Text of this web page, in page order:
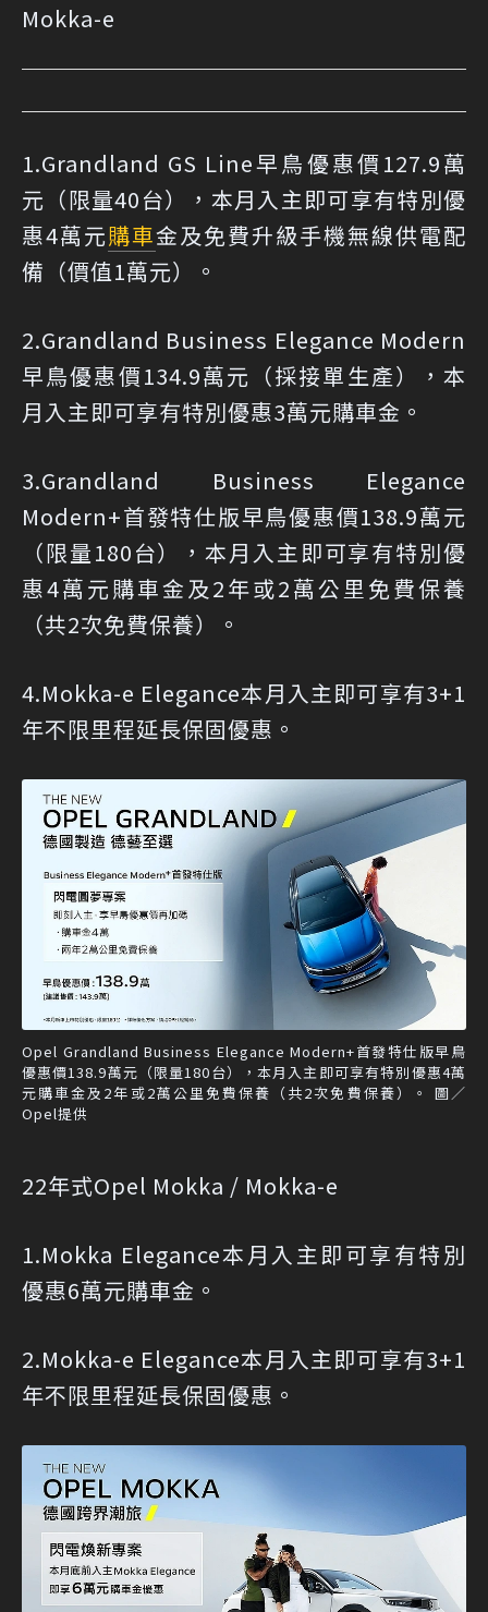
Mokka-e
1.Grandland GS Line早鳥優惠價127.9萬
元（限量40台），本月入主即可享有特別優
惠4萬元購車金及免費升級手機無線供電配
備（價值1萬元）。
2.Grandland Business Elegance Modern
早鳥優惠價134.9萬元（採接單生產），本
月入主即可享有特別優惠3萬元購車金。
3.Grandland Business Elegance
Modern+首發特仕版早鳥優惠價138.9萬元
（限量180台），本月入主即可享有特別優
惠4萬元購車金及2年或2萬公里免費保養
（共2次免費保養）。
4.Mokka-e Elegance本月入主即可享有3+1
年不限里程延長保固優惠。
Opel Grandland Business Elegance Modern+首發特仕版早鳥
優惠價138.9萬元（限量180台），本月入主即可享有特別優惠4萬
元購車金及2年或2萬公里免費保養（共2次免費保養）。 圖／
Opel提供
22年式Opel Mokka / Mokka-e
1.Mokka Elegance本月入主即可享有特別
優惠6萬元購車金。
2.Mokka-e Elegance本月入主即可享有3+1
年不限里程延長保固優惠。